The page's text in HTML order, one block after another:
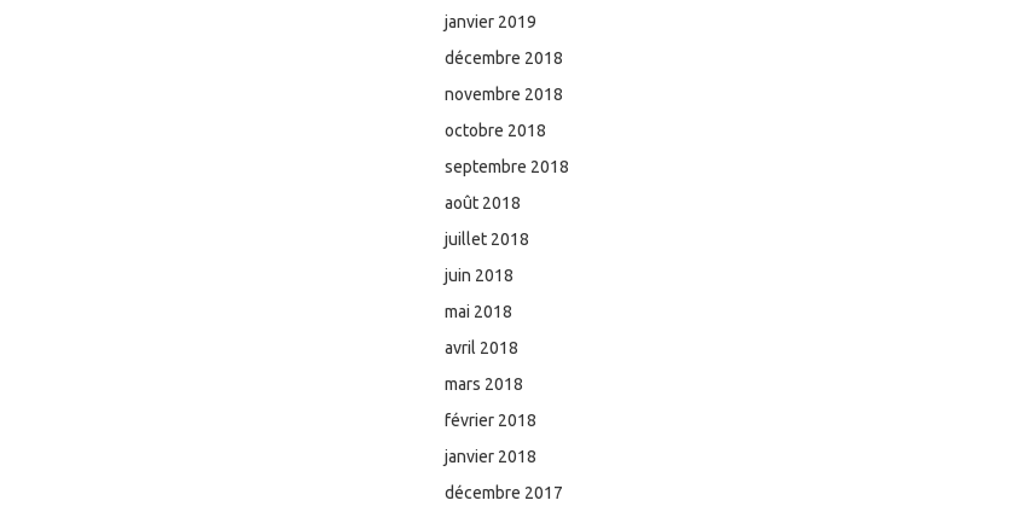
janvier 2019
décembre 2018
novembre 2018
octobre 2018
septembre 2018
août 2018
juillet 2018
juin 2018
mai 2018
avril 2018
mars 2018
février 2018
janvier 2018
décembre 2017